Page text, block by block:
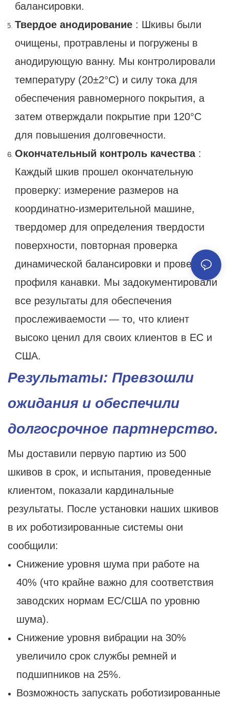
балансировки.
Твердое анодирование : Шкивы были
очищены, протравлены и погружены в
анодирующую ванну. Мы контролировали
температуру (20±2°C) и силу тока для
обеспечения равномерного покрытия, а
затем отверждали покрытие при 120°C
для повышения долговечности.
Окончательный контроль качества:
Каждый шкив прошел окончательную
проверку: измерение размеров на
координатно-измерительной машине,
твердомер для определения твердости
поверхности, повторная проверка
динамической балансировки и проверка
профиля канавки. Мы задокументировали
все результаты для обеспечения
прослеживаемости — то, что клиент
высоко ценил для своих клиентов в ЕС и
США.
Результаты: Превзошли
ожидания и обеспечили
долгосрочное партнерство.
Мы доставили первую партию из 500
шкивов в срок, и испытания, проведенные
клиентом, показали кардинальные
результаты. После установки наших шкивов
в их роботизированные системы они
сообщили:
Снижение уровня шума при работе на
40% (что крайне важно для соответствия
заводских нормам ЕС/США по уровню
шума).
Снижение уровня вибрации на 30%
увеличило срок службы ремней и
подшипников на 25%.
Возможность запускать роботизированные